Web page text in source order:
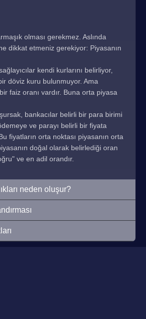
olması gerekmez. Aslında
dikkat etmeniz gerekiyor: Piyasanın
kendi kurlarını belirliyor,
döviz kuru bulunmuyor. Ama
faiz oranı vardır. Buna orta piyasa
bankacılar belirli bir para birimi
ve parayı belirli bir fiyata
fiyatların orta noktası piyasanın orta
doğal olarak belirlediği oran
ve en adil orandır.
neden oluşur?